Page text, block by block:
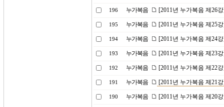
196 누가복음 [2011년 누가복음 제26
195 누가복음 [2011년 누가복음 제25
194 누가복음 [2011년 누가복음 제24
193 누가복음 [2011년 누가복음 제23
192 누가복음 [2011년 누가복음 제22
191 누가복음 [2011년 누가복음 제21
190 누가복음 [2011년 누가복음 제20